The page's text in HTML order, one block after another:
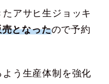
アサヒ生ジョッキ
となったので予約
う生産体制を強化